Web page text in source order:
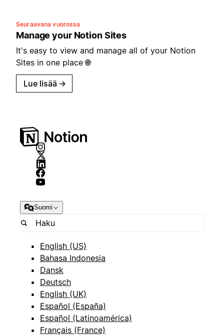
Seuraavana vuorossa
Manage your Notion Sites
It's easy to view and manage all of your Notion
Sites in one place 🌐
Lue lisää →
Suomi
English (US)
Bahasa Indonesia
Dansk
Deutsch
English (UK)
Español (España)
Español (Latinoamérica)
Français (France)